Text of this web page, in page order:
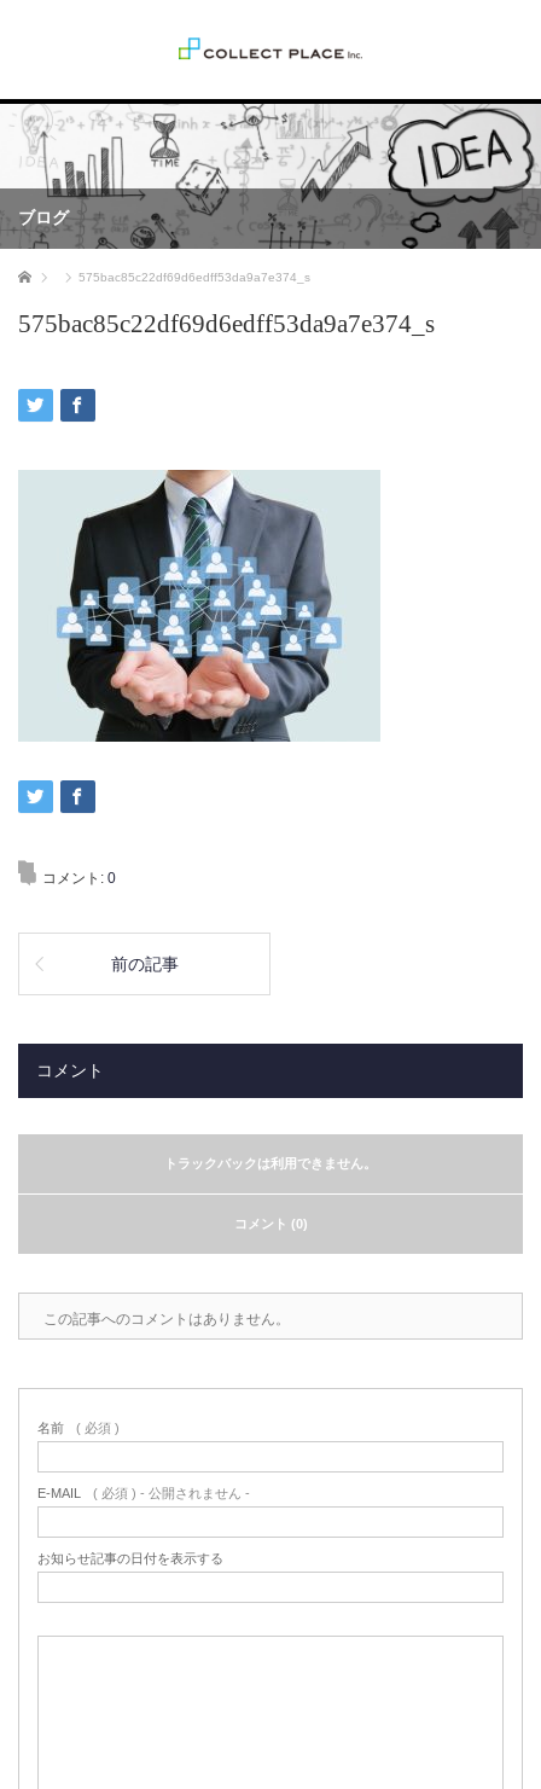
ブログ
ホーム 575bac85c22df69d6edff53da9a7e374_s
575bac85c22df69d6edff53da9a7e374_s
コメント: 0
前の記事
コメント
トラックバックは利用できません。
コメント (0)
この記事へのコメントはありません。
名前 ( 必須 )
E-MAIL ( 必須 ) - 公開されません -
お知らせ記事の日付を表示する